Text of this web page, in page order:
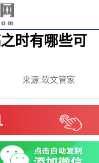
时有哪些可
来源:软文管家